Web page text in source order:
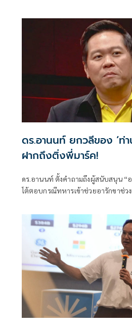
ดร.อานนท์ ยกวลีของ ‘
ฝากถึงติ่งพี่มาร์ค!
ดร.อานนท์ ตั้งคำถามถึงผู้สนับสนุน “
โต้ตอบกรณีทหารเข้าช่วยอารักขาช่ว